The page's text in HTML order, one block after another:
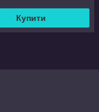
Купити